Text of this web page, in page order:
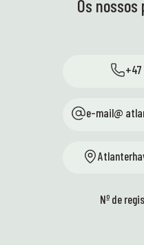
Os
+47
e-mail@
Nº de